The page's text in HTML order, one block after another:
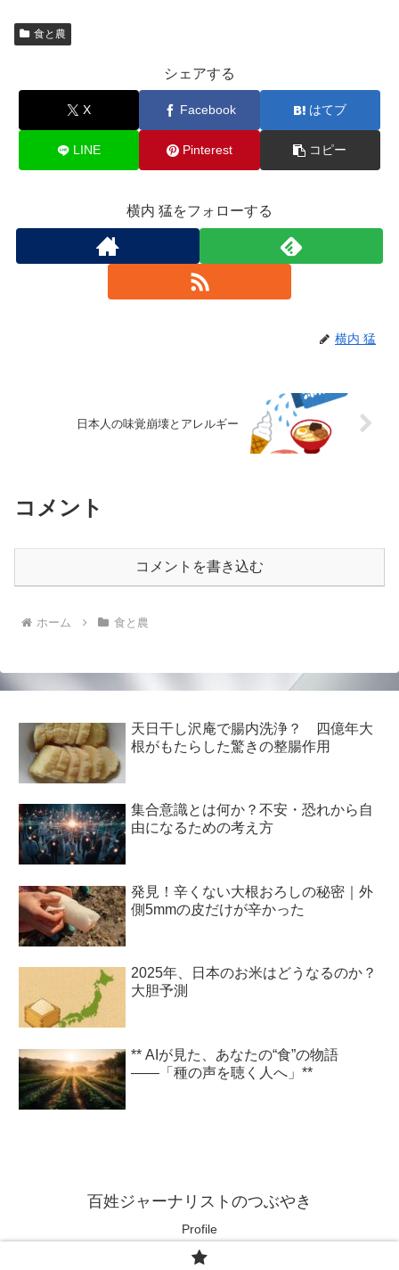
食と農
シェアする
X Facebook はてブ
LINE Pinterest コピー
横内 猛をフォローする
横内 猛
日本人の味覚崩壊とアレルギー
コメント
コメントを書き込む
ホーム 食と農
天日干し沢庵で腸内洗浄？ 四億年大
根がもたらした驚きの整腸作用
集合意識とは何か？不安・恐れから自
由になるための考え方
発見！辛くない大根おろしの秘密｜外
側5mmの皮だけが辛かった
2025年、日本のお米はどうなるのか？
大胆予測
** AIが見た、あなたの“食”の物語
――「種の声を聴く人へ」**
百姓ジャーナリストのつぶやき
Profile
© 2025 百姓ジャーナリストのつぶやき.